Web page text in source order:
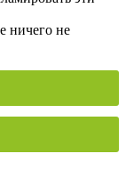
ничего не